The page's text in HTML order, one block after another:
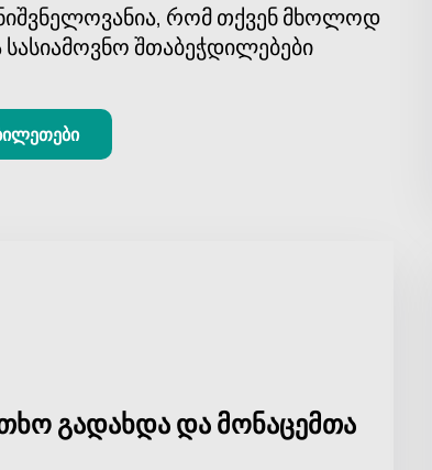
რომ თქვენ მხოლოდ
შთაბეჭდილებები
გადახდა და მონაცემთა